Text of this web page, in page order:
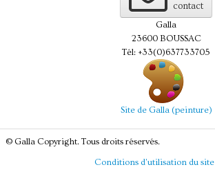
contact
Galla
23600 BOUSSAC
Tél: +33(0)637733705
Site de Galla (peinture)
© Galla Copyright. Tous droits réservés.
Conditions d'utilisation du site